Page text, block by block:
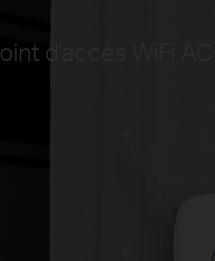
d'accès WiFi